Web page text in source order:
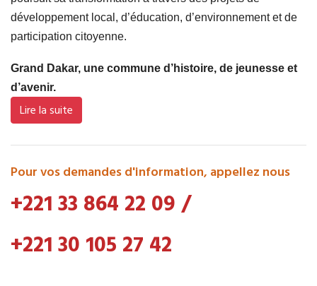
développement local, d’éducation, d’environnement et de
participation citoyenne.
Grand Dakar, une commune d’histoire, de jeunesse et
d’avenir.
Lire la suite
Pour vos demandes d'information, appellez nous
+221 33 864 22 09/
+221 30 105 27 42